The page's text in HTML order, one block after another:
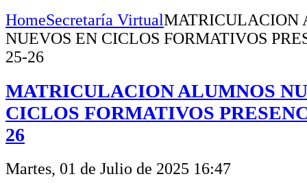
HomeSecretaría VirtualMATRICULACION
NUEVOS EN CICLOS FORMATIVOS
25-26
MATRICULACION ALUMNOS
CICLOS FORMATIVOS
26
Martes, 01 de Julio de 2025 16:47